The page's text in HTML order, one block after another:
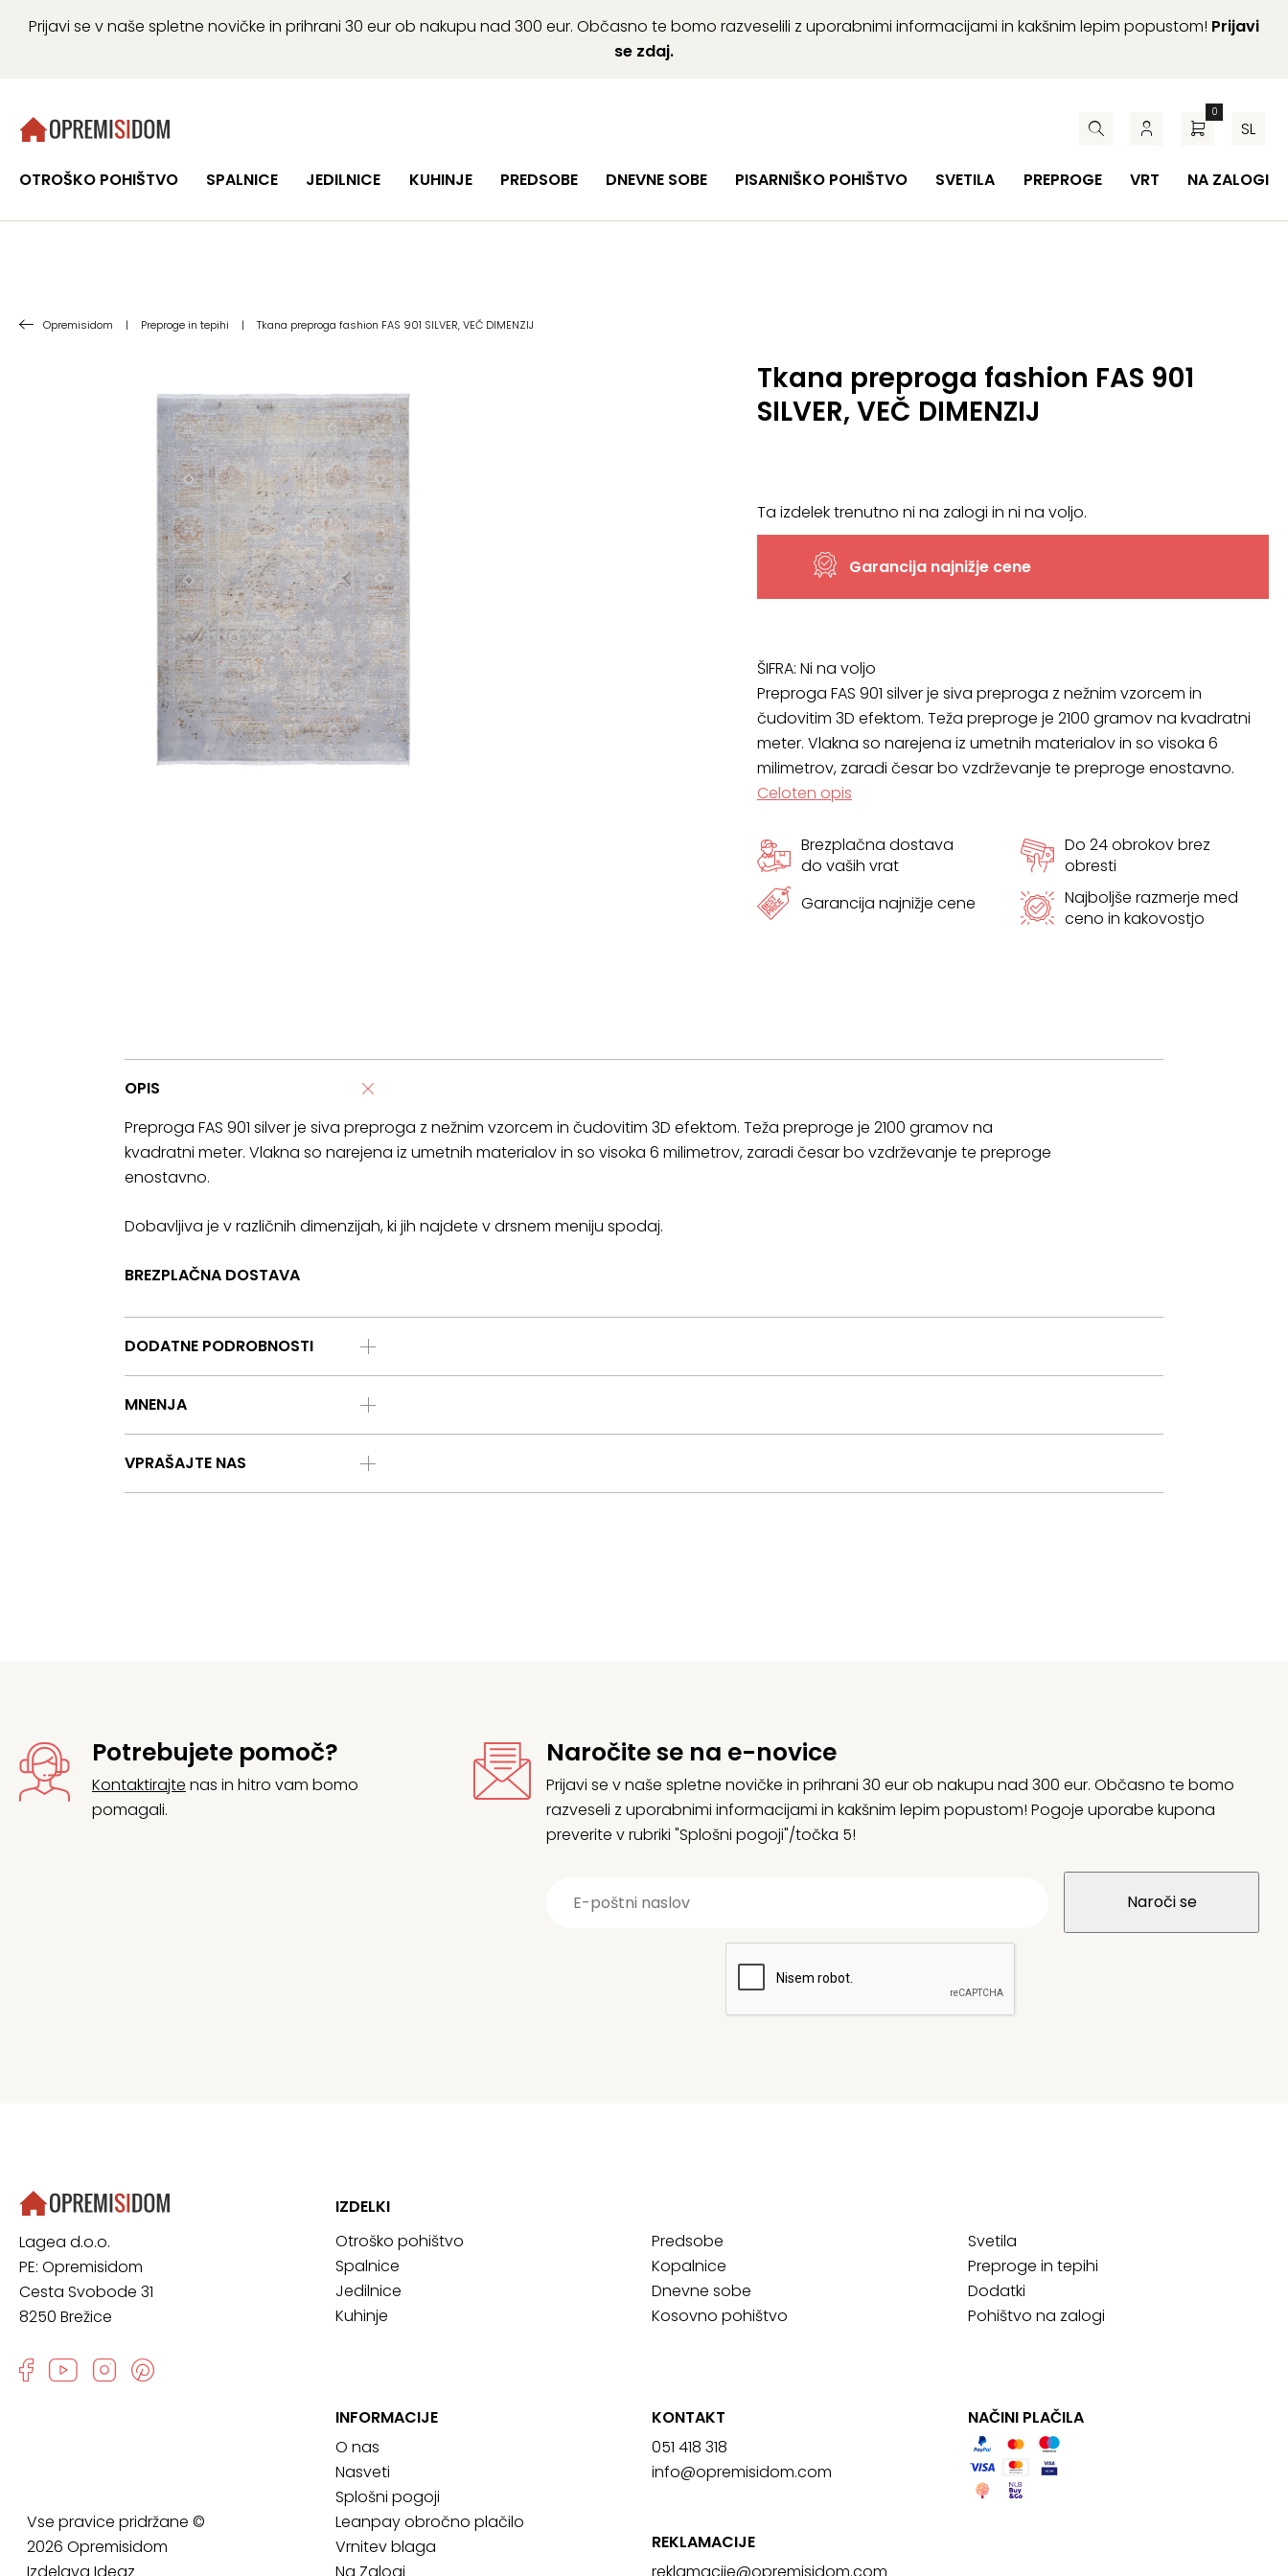
Prijavi se v naše spletne novičke in prihrani 30 eur ob nakupu nad 300 eur. Občasno te bomo razveselili z uporabnimi informacijami in kakšnim lepim popustom! Prijavi
se zdaj.
0
SL
OTROŠKO POHIŠTVO SPALNICE JEDILNICE KUHINJE PREDSOBE DNEVNE SOBE PISARNIŠKO POHIŠTVO SVETILA PREPROGE VRT NA ZALOGI
Opremisidom | Preproge in tepihi | Tkana preproga fashion FAS 901 SILVER, VEČ DIMENZIJ
Tkana preproga fashion FAS 901
SILVER, VEČ DIMENZIJ
Ta izdelek trenutno ni na zalogi in ni na voljo.
Garancija najnižje cene
ŠIFRA: Ni na voljo
Preproga FAS 901 silver je siva preproga z nežnim vzorcem in
čudovitim 3D efektom. Teža preproge je 2100 gramov na kvadratni
meter. Vlakna so narejena iz umetnih materialov in so visoka 6
milimetrov, zaradi česar bo vzdrževanje te preproge enostavno.
Celoten opis
Brezplačna dostava
do vaših vrat
Do 24 obrokov brez
obresti
Garancija najnižje cene
Najboljše razmerje med
ceno in kakovostjo
OPIS
Preproga FAS 901 silver je siva preproga z nežnim vzorcem in čudovitim 3D efektom. Teža preproge je 2100 gramov na
kvadratni meter. Vlakna so narejena iz umetnih materialov in so visoka 6 milimetrov, zaradi česar bo vzdrževanje te preproge
enostavno.
Dobavljiva je v različnih dimenzijah, ki jih najdete v drsnem meniju spodaj.
BREZPLAČNA DOSTAVA
DODATNE PODROBNOSTI
MNENJA
VPRAŠAJTE NAS
Potrebujete pomoč?
Kontaktirajte nas in hitro vam bomo
pomagali.
Naročite se na e-novice
Prijavi se v naše spletne novičke in prihrani 30 eur ob nakupu nad 300 eur. Občasno te bomo
razveseli z uporabnimi informacijami in kakšnim lepim popustom! Pogoje uporabe kupona
preverite v rubriki "Splošni pogoji"/točka 5!
Lagea d.o.o.
PE: Opremisidom
Cesta Svobode 31
8250 Brežice
Vse pravice pridržane ©
2026 Opremisidom
Izdelava Ideaz
IZDELKI
Otroško pohištvo
Spalnice
Jedilnice
Kuhinje
Predsobe
Kopalnice
Dnevne sobe
Kosovno pohištvo
Svetila
Preproge in tepihi
Dodatki
Pohištvo na zalogi
INFORMACIJE
O nas
Nasveti
Splošni pogoji
Leanpay obročno plačilo
Vrnitev blaga
Na Zalogi
KONTAKT
051 418 318
info@opremisidom.com
REKLAMACIJE
reklamacije@opremisidom.com
NAČINI PLAČILA